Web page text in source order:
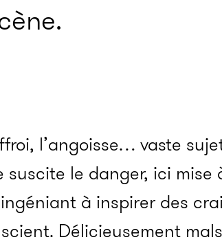
l’angoisse… vaste
suscite le danger, ici
à inspirer des
Délicieusement